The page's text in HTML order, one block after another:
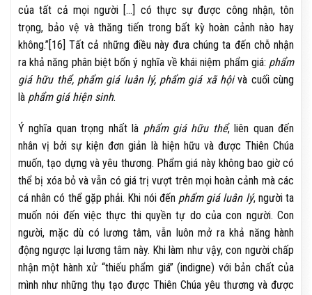
của tất cả mọi người […] có thực sự được công nhận, tôn
trọng, bảo vệ và thăng tiến trong bất kỳ hoàn cảnh nào hay
không.”[16] Tất cả những điều này đưa chúng ta đến chỗ nhận
ra khả năng phân biệt bốn ý nghĩa về khái niệm phẩm giá: phẩm
giá hữu thể, phẩm giá luân lý, phẩm giá xã hộivà cuối cùng
là phẩm giá hiện sinh.
Ý nghĩa quan trọng nhất là phẩm giá hữu thể, liên quan đến
nhân vị bởi sự kiện đơn giản là hiện hữu và được Thiên Chúa
muốn, tạo dựng và yêu thương. Phẩm giá này không bao giờ có
thể bị xóa bỏ và vẫn có giá trị vượt trên mọi hoàn cảnh mà các
cá nhân có thể gặp phải. Khi nói đến phẩm giá luân lý, người ta
muốn nói đến việc thực thi quyền tự do của con người. Con
người, mặc dù có lương tâm, vẫn luôn mở ra khả năng hành
động ngược lại lương tâm này. Khi làm như vậy, con người chấp
nhận một hành xử “thiếu phẩm giá” (indigne) với bản chất của
mình như những thụ tạo được Thiên Chúa yêu thương và được